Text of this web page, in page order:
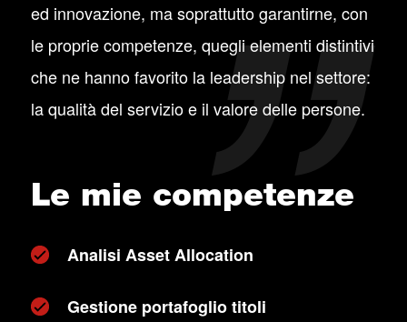
ed innovazione, ma soprattutto garantirne, con
le proprie competenze, quegli elementi distintivi
che ne hanno favorito la leadership nel settore:
la qualità del servizio e il valore delle persone.
Le mie competenze
Analisi Asset Allocation
Gestione portafoglio titoli